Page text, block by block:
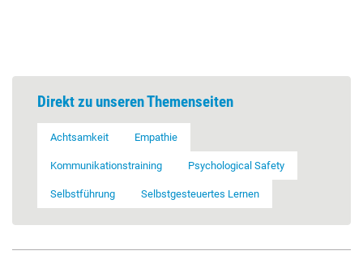
Direkt zu unseren Themenseiten
Achtsamkeit Empathie
Kommunikationstraining Psychological Safety
Selbstführung Selbstgesteuertes Lernen